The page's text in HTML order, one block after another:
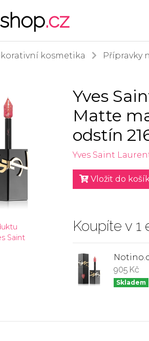
.cz
kosmetika Přípravky
Saint
Yves
Matte
odstín
Yves Saint
Vložit do
Koupíte v
905 Kč
Skladem